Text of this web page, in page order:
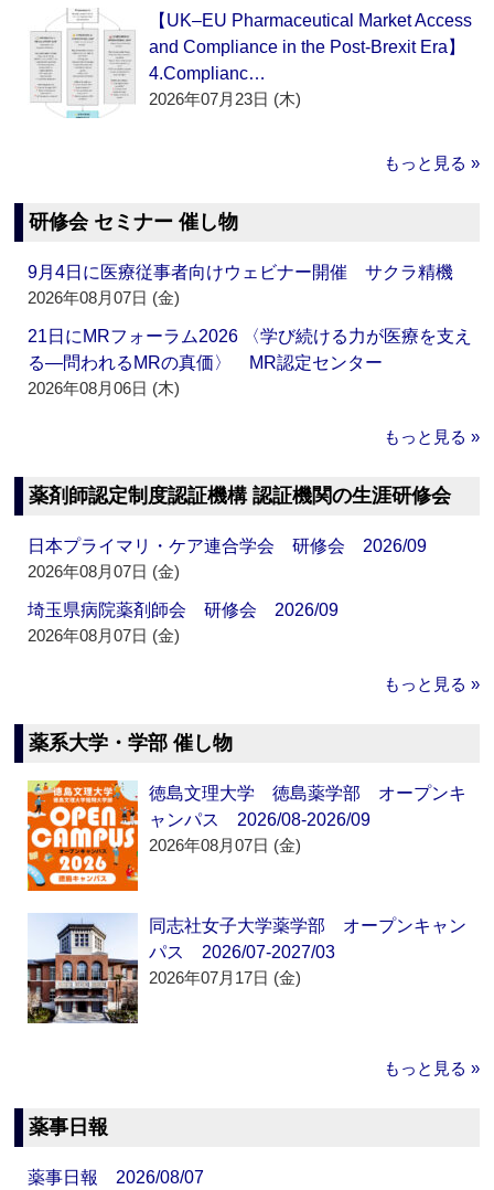
【UK–EU Pharmaceutical Market Access
and Compliance in the Post-Brexit Era】
4.Complianc…
2026年07月23日 (木)
もっと見る »
研修会 セミナー 催し物
9月4日に医療従事者向けウェビナー開催 サクラ精機
2026年08月07日 (金)
21日にMRフォーラム2026 〈学び続ける力が医療を支え
る―問われるMRの真価〉 MR認定センター
2026年08月06日 (木)
もっと見る »
薬剤師認定制度認証機構 認証機関の生涯研修会
日本プライマリ・ケア連合学会 研修会 2026/09
2026年08月07日 (金)
埼玉県病院薬剤師会 研修会 2026/09
2026年08月07日 (金)
もっと見る »
薬系大学・学部 催し物
徳島文理大学 徳島薬学部 オープンキ
ャンパス 2026/08-2026/09
2026年08月07日 (金)
同志社女子大学薬学部 オープンキャン
パス 2026/07-2027/03
2026年07月17日 (金)
もっと見る »
薬事日報
薬事日報 2026/08/07